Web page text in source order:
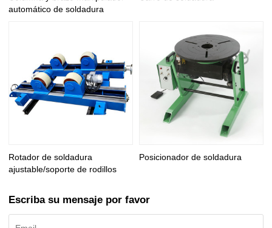
automático de soldadura
Rotador de soldadura
ajustable/soporte de rodillos
Posicionador de soldadura
Escriba su mensaje por favor